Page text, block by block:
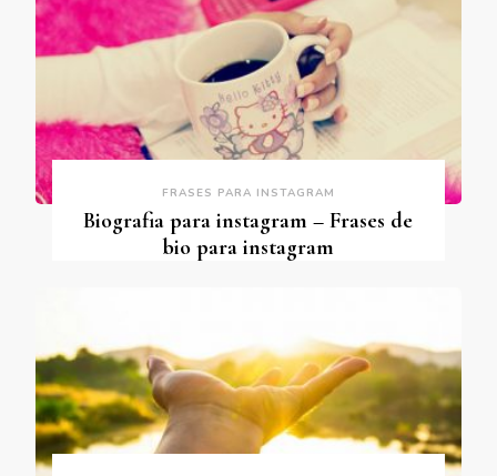
FRASES PARA INSTAGRAM
Biografia para instagram – Frases de
bio para instagram